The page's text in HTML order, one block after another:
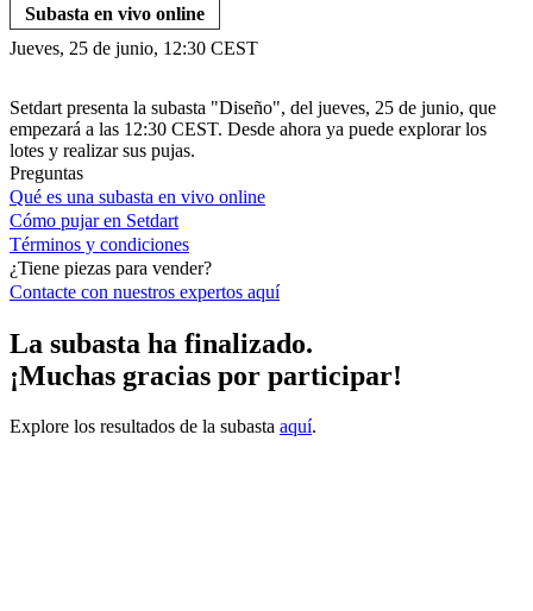
Subasta en vivo online
Jueves, 25 de junio, 12:30 CEST
Setdart presenta la subasta "Diseño", del jueves, 25 de junio, que
empezará a las 12:30 CEST. Desde ahora ya puede explorar los
lotes y realizar sus pujas.
Preguntas
Qué es una subasta en vivo online
Cómo pujar en Setdart
Términos y condiciones
¿Tiene piezas para vender?
Contacte con nuestros expertos aquí
La subasta ha finalizado.
¡Muchas gracias por participar!
Explore los resultados de la subasta aquí.